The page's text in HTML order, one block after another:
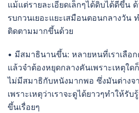
แม้แต่รายละเอียดเล็กๆได้ดิบได้ดีขึ้น
รบกวนเยอะแยะเสมือนตอนกลางวัน
ติดตามมากขึ้นด้วย
• มีสมาธินานขึ้น: หลายหนที่เราเลือ
แล้วจำต้องหยุดกลางคันเพราะเหตุใ
ไม่มีสมาธิกับหนังมากพอ ซึ่งมันต่าง
เพราะเหตุว่าเราจะดูได้ยาวๆทำให้รับ
ขึ้นเรื่อยๆ